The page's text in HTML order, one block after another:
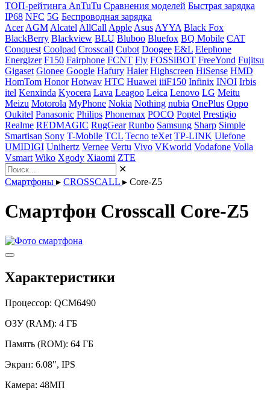
ТОП-рейтинга AnTuTu Сравнения моделей Быстрая зарядка
IP68 NFC 5G Беспроводная зарядка
Acer AGM Alcatel AllCall Apple Asus AYYA Black Fox
BlackBerry Blackview BLU Bluboo Bluefox BQ Mobile CAT
Conquest Coolpad Crosscall Cubot Doogee E&L Elephone
Energizer F150 Fairphone FCNT Fly FOSSiBOT FreeYond Fujitsu
Gigaset Gionee Google Hafury Haier Highscreen HiSense HMD
HomTom Honor Hotwav HTC Huawei iiiF150 Infinix INOI Irbis
itel Kenxinda Kyocera Lava Leagoo Leica Lenovo LG Meitu
Meizu Motorola MyPhone Nokia Nothing nubia OnePlus Oppo
Oukitel Panasonic Philips Phonemax POCO Poptel Prestigio
Realme REDMAGIC RugGear Runbo Samsung Sharp Simple
Smartisan Sony T-Mobile TCL Tecno teXet TP-LINK Ulefone
UMIDIGI Unihertz Vernee Vertu Vivo VKworld Vodafone Volla
Vsmart Wiko Xgody Xiaomi ZTE
✕
Смартфоны ▸ CROSSCALL ▸ Core-Z5
Смартфон Crosscall Core-Z5
Характеристики
Процессор: QCM6490
ОЗУ (RAM): 4 ГБ
Память (ROM): 64 ГБ
Экран: 6.08", IPS
Камера: 48МП